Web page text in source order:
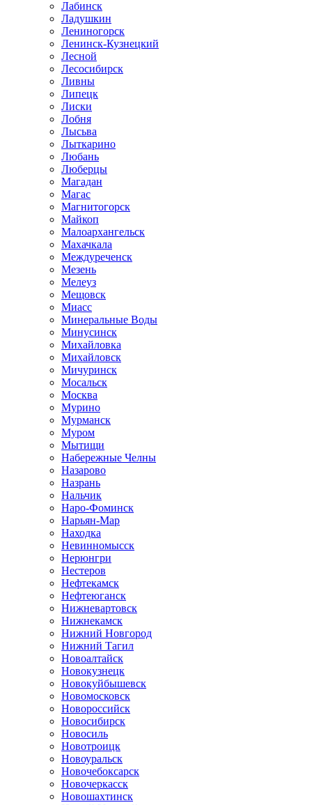
Лабинск
Ладушкин
Лениногорск
Ленинск-Кузнецкий
Лесной
Лесосибирск
Ливны
Липецк
Лиски
Лобня
Лысьва
Лыткарино
Любань
Люберцы
Магадан
Магас
Магнитогорск
Майкоп
Малоархангельск
Махачкала
Междуреченск
Мезень
Мелеуз
Мещовск
Миасс
Минеральные Воды
Минусинск
Михайловка
Михайловск
Мичуринск
Мосальск
Москва
Мурино
Мурманск
Муром
Мытищи
Набережные Челны
Назарово
Назрань
Нальчик
Наро-Фоминск
Нарьян-Мар
Находка
Невинномысск
Нерюнгри
Нестеров
Нефтекамск
Нефтеюганск
Нижневартовск
Нижнекамск
Нижний Новгород
Нижний Тагил
Новоалтайск
Новокузнецк
Новокуйбышевск
Новомосковск
Новороссийск
Новосибирск
Новосиль
Новотроицк
Новоуральск
Новочебоксарск
Новочеркасск
Новошахтинск